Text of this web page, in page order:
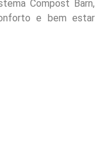
Compost Barn,
e bem estar